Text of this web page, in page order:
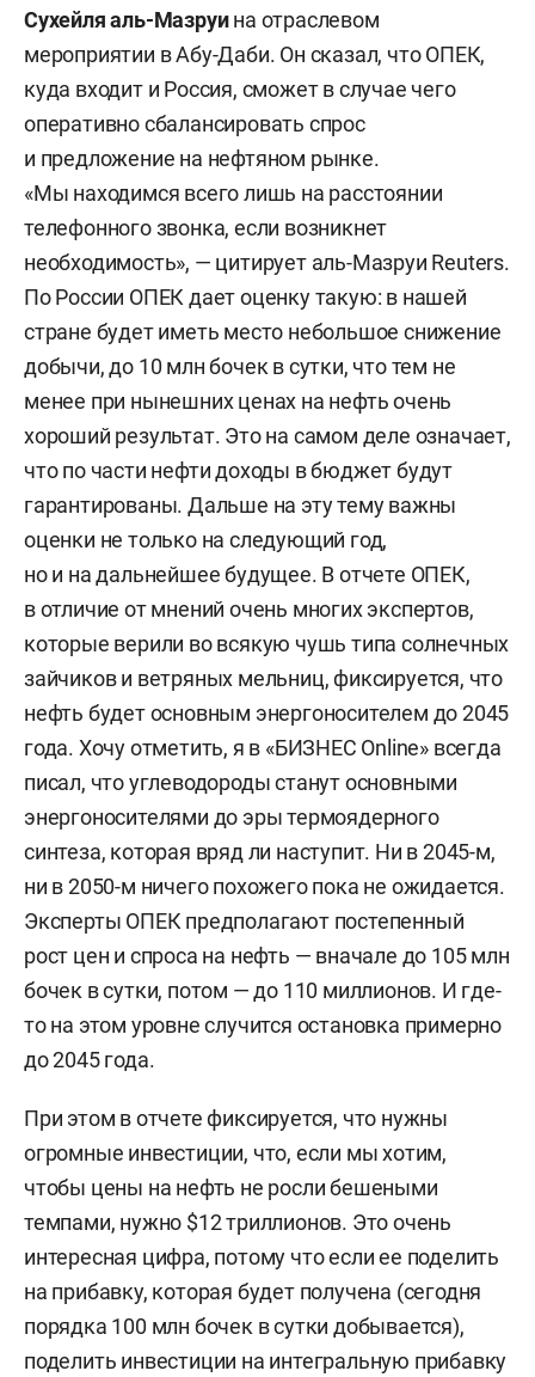
Сухейля аль-Мазруина отраслевом
мероприятии в Абу-Даби. Он сказал, что ОПЕК,
куда входит и Россия, сможет в случае чего
оперативно сбалансировать спрос
и предложение на нефтяном рынке.
«Мы находимся всего лишь на расстоянии
телефонного звонка, если возникнет
необходимость», — цитирует аль-Мазруи Reuters.
По России ОПЕК дает оценку такую: в нашей
стране будет иметь место небольшое снижение
добычи, до 10 млн бочек в сутки, что тем не
менее при нынешних ценах на нефть очень
хороший результат. Это на самом деле означает,
что по части нефти доходы в бюджет будут
гарантированы. Дальше на эту тему важны
оценки не только на следующий год,
но и на дальнейшее будущее. В отчете ОПЕК,
в отличие от мнений очень многих экспертов,
которые верили во всякую чушь типа солнечных
зайчиков и ветряных мельниц, фиксируется, что
нефть будет основным энергоносителем до 2045
года. Хочу отметить, я в «БИЗНЕС Online» всегда
писал, что углеводороды станут основными
энергоносителями до эры термоядерного
синтеза, которая вряд ли наступит. Ни в 2045-м,
ни в 2050-м ничего похожего пока не ожидается.
Эксперты ОПЕК предполагают постепенный
рост цен и спроса на нефть — вначале до 105 млн
бочек в сутки, потом — до 110 миллионов. И где-
то на этом уровне случится остановка примерно
до 2045 года.
При этом в отчете фиксируется, что нужны
огромные инвестиции, что, если мы хотим,
чтобы цены на нефть не росли бешеными
темпами, нужно $12 триллионов. Это очень
интересная цифра, потому что если ее поделить
на прибавку, которая будет получена (сегодня
порядка 100 млн бочек в сутки добывается),
поделить инвестиции на интегральную прибавку